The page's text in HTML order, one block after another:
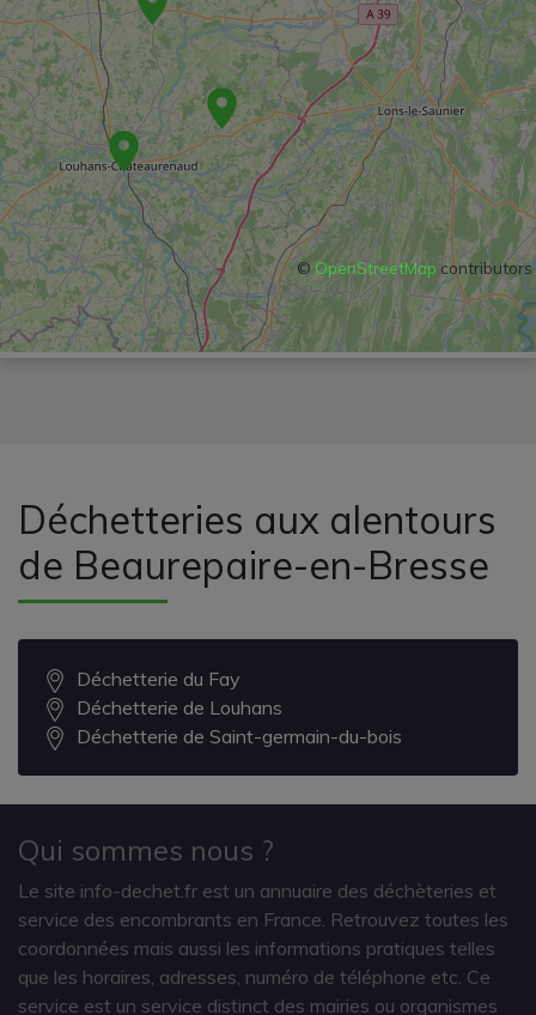
©OpenStreetMap contributors
Déchetteries aux alentours
de Beaurepaire-en-Bresse
Déchetterie du Fay
Déchetterie de Louhans
Déchetterie de Saint-germain-du-bois
Qui sommes nous ?
Le site info-dechet.fr est un annuaire des déchèteries et
service des encombrants en France. Retrouvez toutes les
coordonnées mais aussi les informations pratiques telles
que les horaires, adresses, numéro de téléphone etc. Ce
service est un service distinct des mairies ou organismes